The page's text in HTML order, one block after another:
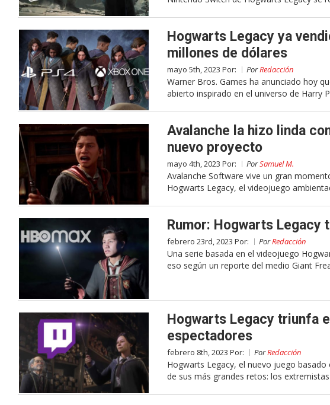
Hogwarts Legacy ya
millones de dólares
mayo 5th, 2023 Por: PorRedacción
Warner Bros. Games ha anunciado hoy
abierto inspirado en el universo de Harry
Avalanche la hizo linda
nuevo proyecto
mayo 4th, 2023 Por: PorSamuel M.
Avalanche Software vive un gran
Hogwarts Legacy, el videojuego
Rumor: Hogwarts Legacy
febrero 23rd, 2023 Por: PorRedacción
Una serie basada en el videojuego
eso según un reporte del medio Giant
Hogwarts Legacy triunfa
espectadores
febrero 8th, 2023 Por: PorRedacción
Hogwarts Legacy, el nuevo juego
de sus más grandes retos: los